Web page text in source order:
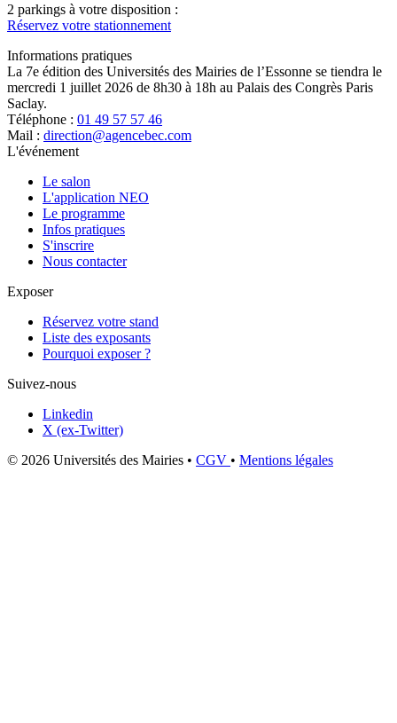
2 parkings à votre disposition :
Réservez votre stationnement
Informations pratiques
La 7e édition des Universités des Mairies de l’Essonne se tiendra le
mercredi 1 juillet 2026 de 8h30 à 18h au Palais des Congrès Paris
Saclay.
Téléphone : 01 49 57 57 46
Mail : direction@agencebec.com
L'événement
Le salon
L'application NEO
Le programme
Infos pratiques
S'inscrire
Nous contacter
Exposer
Réservez votre stand
Liste des exposants
Pourquoi exposer ?
Suivez-nous
Linkedin
X (ex-Twitter)
© 2026 Universités des Mairies • CGV • Mentions légales